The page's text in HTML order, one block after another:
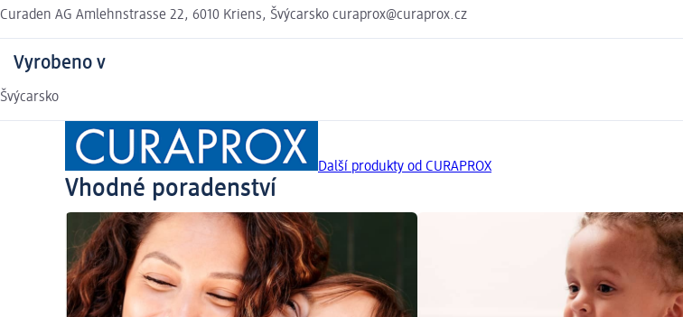
Curaden AG Amlehnstrasse 22, 6010 Kriens, Švýcarsko curaprox@curaprox.cz
Vyrobeno v
Švýcarsko
Další produkty od CURAPROX
Vhodné poradenství